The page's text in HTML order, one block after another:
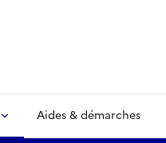
Aides & démarches